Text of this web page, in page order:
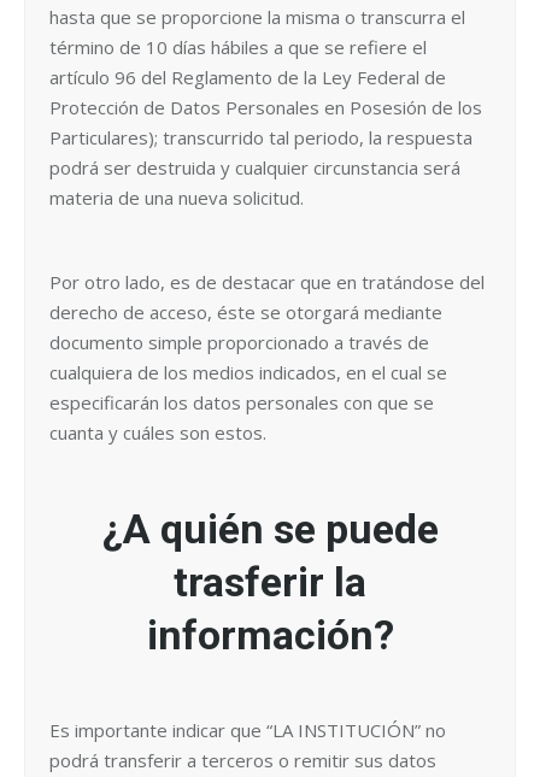
hasta que se proporcione la misma o transcurra el
término de 10 días hábiles a que se refiere el
artículo 96 del Reglamento de la Ley Federal de
Protección de Datos Personales en Posesión de los
Particulares); transcurrido tal periodo, la respuesta
podrá ser destruida y cualquier circunstancia será
materia de una nueva solicitud.
Por otro lado, es de destacar que en tratándose del
derecho de acceso, éste se otorgará mediante
documento simple proporcionado a través de
cualquiera de los medios indicados, en el cual se
especificarán los datos personales con que se
cuanta y cuáles son estos.
¿A quién se puede
trasferir la
información?
Es importante indicar que “LA INSTITUCIÓN” no
podrá transferir a terceros o remitir sus datos